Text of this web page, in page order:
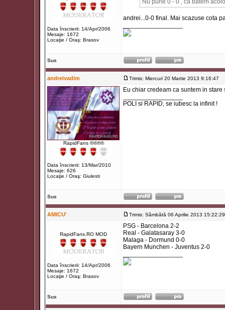
Data înscrierii: 14/Apr/2006
Mesaje: 1672
Locaţie / Oraş: Brasov
Nu pune 0 - 0 , ca batem
andrei...0-0 final. Mai scazuse cota
Sus
andreivadim Trimis: Miercuri 20 Martie 2013 9:16:47
RapidFans ®®®®
Data înscrierii: 13/Mar/2010
Mesaje: 626
Locaţie / Oraş: Giulesti
Eu chiar credeam ca suntem in
POLI si RAPID, se iubesc la infinit !
Sus
AMICU' Trimis: Sâmbătă 06 Aprilie 2013 15:22:29
RapidFans.RO MOD
Data înscrierii: 14/Apr/2006
Mesaje: 1672
Locaţie / Oraş: Brasov
PSG - Barcelona 2-2
Real - Galatasaray 3-0
Malaga - Dormund 0-0
Bayern Munchen - Juventus 2-0
Sus